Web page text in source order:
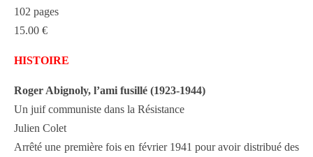
102 pages
15.00 €
HISTOIRE
Roger Abignoly, l’ami fusillé (1923-1944)
Un juif communiste dans la Résistance
Julien Colet
Arrêté une première fois en février 1941 pour avoir distribué des